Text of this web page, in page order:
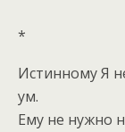
*
Истинному Я
ум.
Ему не нужно